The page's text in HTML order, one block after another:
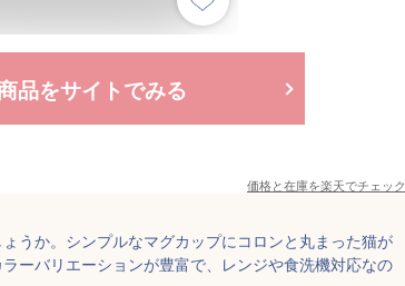
品をサイトでみる
価格と在庫を楽天でチェック
うか。シンプルなマグカップにコロンと丸まった猫が
ーバリエーションが豊富で、レンジや食洗機対応なの